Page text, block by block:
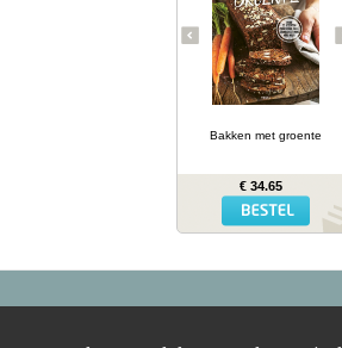
roggecrackers met
knolselderij: wanneer je
groente in het deeg doet,
krijg je mals en kleurrijk
brood dat ook nog eens
gezonder is dan gewoon
brood. In Bakken met
kookboekenauteur en
recepten (waarvan vele
glutenvrij) voor broden,
bolletjes, baguettes,
crackers en zoete
is niet alleen heerlijk,
… lees meer
Bakken met groente
€ 34.65